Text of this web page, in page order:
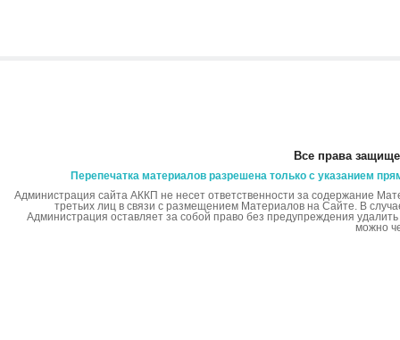
Все права
Перепечатка материалов разрешена только с указанием
Администрация сайта АККП не несет ответственности за содержание
третьих лиц в связи с размещением Материалов на Сайте. В
Администрация оставляет за собой право без предупреждения
можно